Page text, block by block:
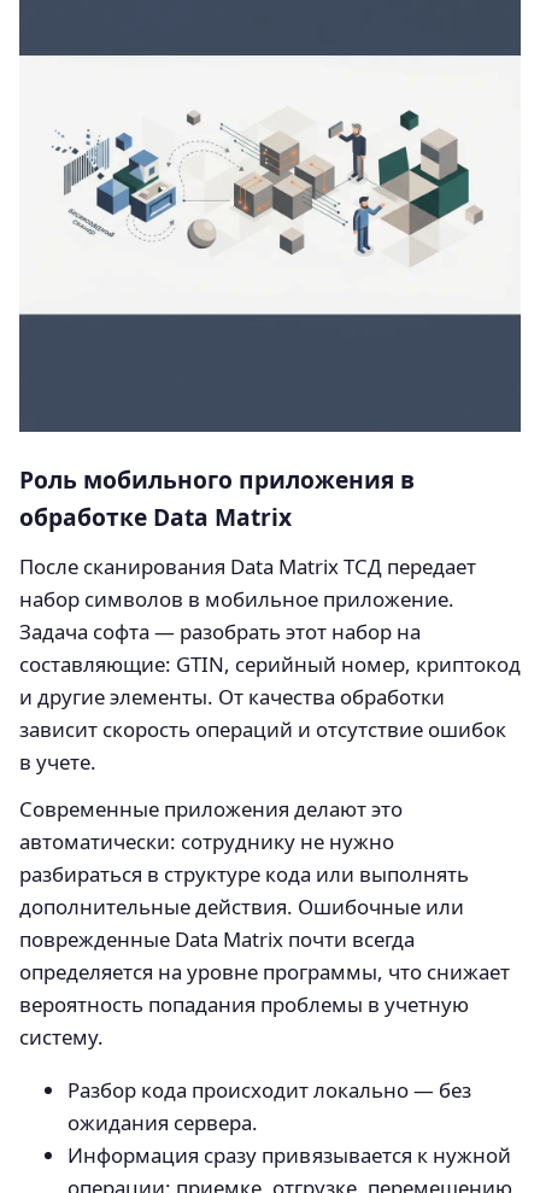
Роль мобильного приложения в
обработке Data Matrix
После сканирования Data Matrix ТСД передает
набор символов в мобильное приложение.
Задача софта — разобрать этот набор на
составляющие: GTIN, серийный номер, криптокод
и другие элементы. От качества обработки
зависит скорость операций и отсутствие ошибок
в учете.
Современные приложения делают это
автоматически: сотруднику не нужно
разбираться в структуре кода или выполнять
дополнительные действия. Ошибочные или
поврежденные Data Matrix почти всегда
определяется на уровне программы, что снижает
вероятность попадания проблемы в учетную
систему.
Разбор кода происходит локально — без
ожидания сервера.
Информация сразу привязывается к нужной